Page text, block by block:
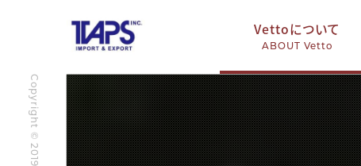
Vettoについて
ABOUT Vetto